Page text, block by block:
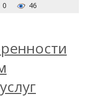
0
46